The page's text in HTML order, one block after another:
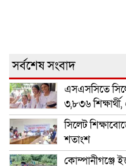
সর্বশেষ সংবাদ
এসএসসিতে
৩,৮৩৬ শিক্ষার্থী,
সিলেট
শতাংশ
কোম্পানীগঞ্জে